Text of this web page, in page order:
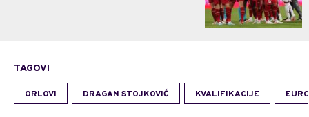
TAGOVI
ORLOVI DRAGAN STOJKOVIĆ KVALIFIKACIJE